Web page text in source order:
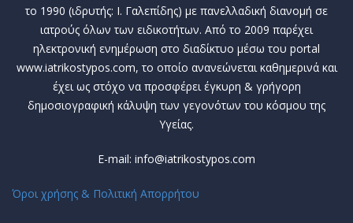
το 1990 (ιδρυτής: Ι. Γαλεπίδης) με πανελλαδική διανομή σε
ιατρούς όλων των ειδικοτήτων. Από το 2009 παρέχει
ηλεκτρονική ενημέρωση στο διαδίκτυο μέσω του portal
www.iatrikostypos.com, το οποίο ανανεώνεται καθημερινά και
έχει ως στόχο να προσφέρει έγκυρη & γρήγορη
δημοσιογραφική κάλυψη των γεγονότων του κόσμου της
Υγείας.
E-mail: info@iatrikostypos.com
Όροι χρήσης & Πολιτική Απορρήτου